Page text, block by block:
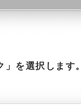
を選択します。